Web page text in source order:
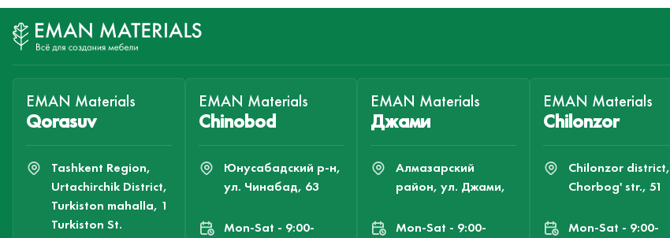
EMAN Materials
Qorasuv
Tashkent Region,
Urtachirchik District,
Turkiston mahalla, 1
Turkiston St.
EMAN Materials
Chinobod
Юнусабадский р-н,
ул. Чинабад, 63
Mon-Sat - 9:00-
EMAN Materials
Джами
Алмазарский
район, ул. Джами,
Mon-Sat - 9:00-
EMAN Materials
Chilonzor
Chilonzor district,
Chorbog' str., 51
Mon-Sat - 9:00-